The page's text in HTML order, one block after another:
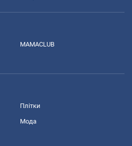
MAMACLUB
Плітки
Мода